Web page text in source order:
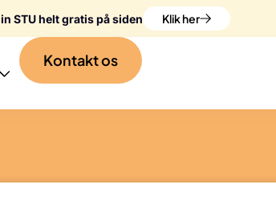
STU helt gratis på siden Klik her
Kontakt os